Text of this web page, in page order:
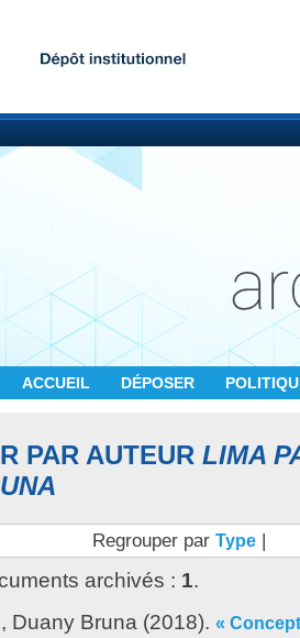
ACCUEIL DÉPOSER
PAR AUTEUR LIMA
Regrouper par Type |
archivés : 1.
Duany Bruna (2018). «